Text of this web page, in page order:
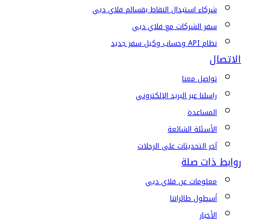
شركاء استبدال النقاط بقسائم فلاي دبي
سفر الشركات مع فلاي دبي
نظام API وحساب وكيل سفر جديد
الاتصال
تواصل معنا
راسلنا عبر البريد الإلكتروني
المساعدة
الأسئلة الشائعة
آخر التحديثات على الرحلات
روابط ذات صلة
معلومات عن فلاي دبي
أسطول طائراتنا
الأخبار